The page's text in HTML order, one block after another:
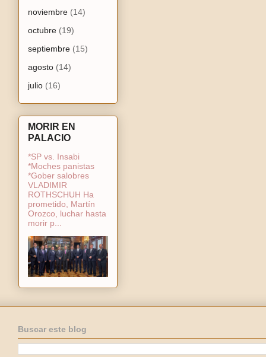
noviembre (14)
octubre (19)
septiembre (15)
agosto (14)
julio (16)
MORIR EN
PALACIO
*SP vs. Insabi
*Moches panistas
*Gober salobres
VLADIMIR
ROTHSCHUH Ha
prometido, Martín
Orozco, luchar hasta
morir p...
Buscar este blog